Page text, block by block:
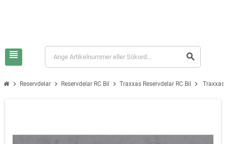
view_headline search
chevron_right Reservdelar chevron_right Reservdelar RC Bil chevron_right Traxxas Reservdelar RC Bil chevron_right Traxxas